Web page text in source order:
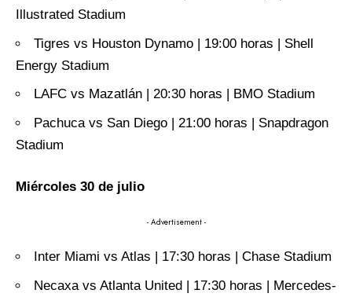
Illustrated Stadium
Tigres vs Houston Dynamo | 19:00 horas | Shell
Energy Stadium
LAFC vs Mazatlán | 20:30 horas | BMO Stadium
Pachuca vs San Diego | 21:00 horas | Snapdragon
Stadium
Miércoles 30 de julio
- Advertisement -
Inter Miami vs Atlas | 17:30 horas | Chase Stadium
Necaxa vs Atlanta United | 17:30 horas | Mercedes-